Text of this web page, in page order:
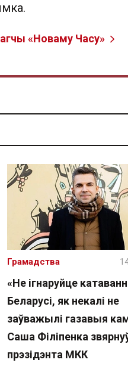
«Новаму Часу»
«Не ігнаруйце
Беларусі, як некалі не
заўважылі газавыя
Саша Філіпенка
прэзідэнта МКК
Грамадства